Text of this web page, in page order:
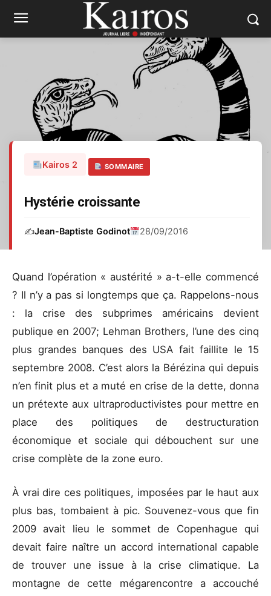
Kairos 2 SOMMAIRE
Hystérie croissante
✍️Jean-Baptiste Godinot 28/09/2016
Quand l’opération « austérité » a-t-elle commencé
? Il n’y a pas si longtemps que ça. Rappelons-nous
: la crise des subprimes américains devient
publique en 2007; Lehman Brothers, l’une des cinq
plus grandes banques des USA fait faillite le 15
septembre 2008. C’est alors la Bérézina qui depuis
n’en finit plus et a muté en crise de la dette, donna
un prétexte aux ultraproductivistes pour mettre en
place des politiques de destructuration
économique et sociale qui débouchent sur une
crise complète de la zone euro.
À vrai dire ces politiques, imposées par le haut aux
plus bas, tombaient à pic. Souvenez-vous que fin
2009 avait lieu le sommet de Copenhague qui
devait faire naître un accord international capable
de trouver une issue à la crise climatique. La
montagne de cette mégarencontre a accouché